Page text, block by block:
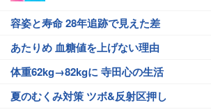
容姿と寿命 28年追跡で見えた差
あたりめ 血糖値を上げない理由
体重62kg→82kgに 寺田心の生活
夏のむくみ対策 ツボ&反射区押し